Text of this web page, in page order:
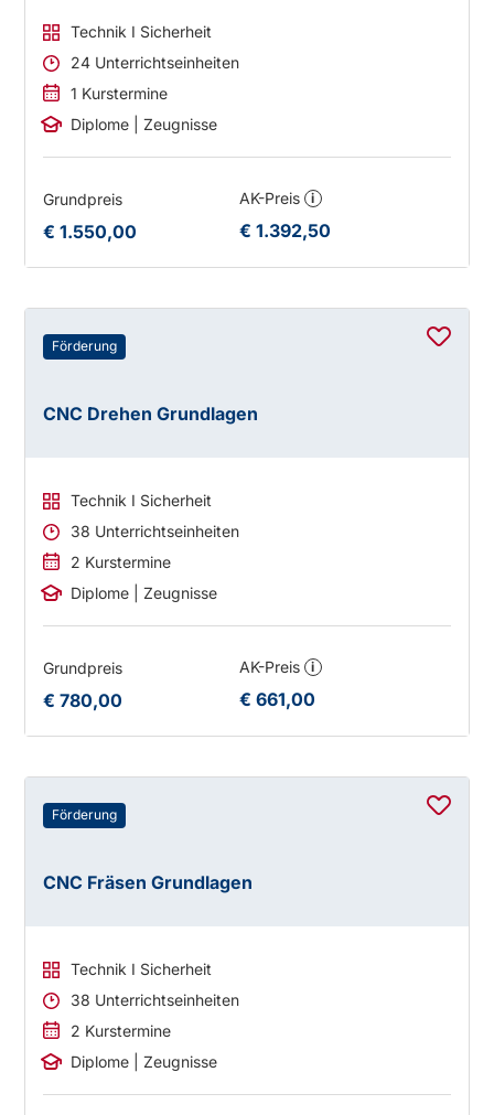
Technik I Sicherheit
24 Unterrichtseinheiten
1 Kurstermine
Diplome | Zeugnisse
Grundpreis
€ 1.550,00
AK-Preis i
€ 1.392,50
Förderung
CNC Drehen Grundlagen
Technik I Sicherheit
38 Unterrichtseinheiten
2 Kurstermine
Diplome | Zeugnisse
Grundpreis
€ 780,00
AK-Preis i
€ 661,00
Förderung
CNC Fräsen Grundlagen
Technik I Sicherheit
38 Unterrichtseinheiten
2 Kurstermine
Diplome | Zeugnisse